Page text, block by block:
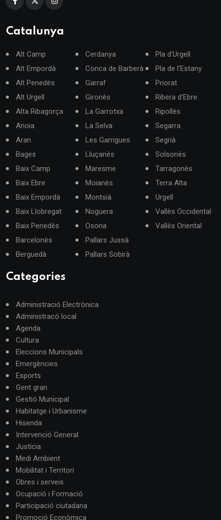
Catalunya
Alt Camp
Alt Empordà
Alt Penedès
Alt Urgell
Alta Ribagorça
Anoia
Aran
Bages
Baix Camp
Baix Ebre
Baix Empordà
Baix Llobregat
Baix Penedès
Barcelonès
Berguedà
Cerdanya
Conca de Barberà
Garraf
Gironès
La Garrotxa
La Selva
Les Garrigues
Lluçanès
Maresme
Moianès
Montsià
Noguera
Osona
Pallars Jussà
Pallars Sobirà
Pla d'Urgell
Pla de l'Estany
Priorat
Ribera d'Ebre
Ripollès
Segarra
Segrià
Solsonès
Tarragonès
Terra Alta
Urgell
Vallès Occidental
Vallès Oriental
Categories
Administració Electrònica
Administracó local
Agenda
Cultura
Eleccions Municipals
Emergències
Esports
Gent gran
Gestió Municipal
Habitatge i Urbanisme
Hisenda
Intervenció General
Justícia
Medi Ambient
Mobilitat i Territori
Obres i serveis
Ocupació i Formació
Participació ciutadana
Promoció Econòmica